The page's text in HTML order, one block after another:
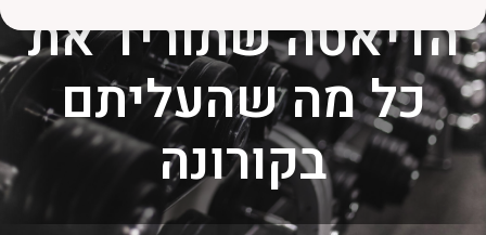
הדיאטה שתוריד את
כל מה שהעליתם
בקורונה